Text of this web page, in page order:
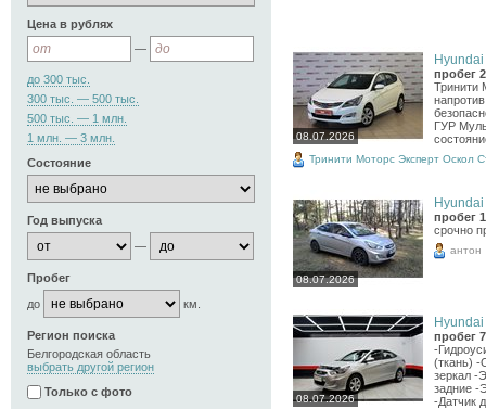
Цена в рублях
—
до 300 тыс.
300 тыс. — 500 тыс.
500 тыс. — 1 млн.
1 млн. — 3 млн.
Состояние
Год выпуска
—
Пробег
до
км.
Регион поиска
Белгородская область
выбрать другой регион
Только с фото
08.07.2026
Hyundai
пробег
Тринити
ГУР
Тринити Моторс Эксперт Оскол
08.07.2026
Hyundai
пробег
срочно
антон
08.07.2026
Hyundai
пробег
-
(ткань) -
зеркал -
задние -
-Датчик